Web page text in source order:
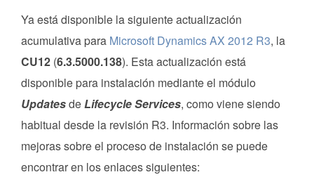
Ya está disponible la siguiente actualización
acumulativa para Microsoft Dynamics AX 2012 R3, la
CU12 (6.3.5000.138). Esta actualización está
disponible para instalación mediante el módulo
UpdatesdeLifecycle Services, como viene siendo
habitual desde la revisión R3. Información sobre las
mejoras sobre el proceso de instalación se puede
encontrar en los enlaces siguientes: